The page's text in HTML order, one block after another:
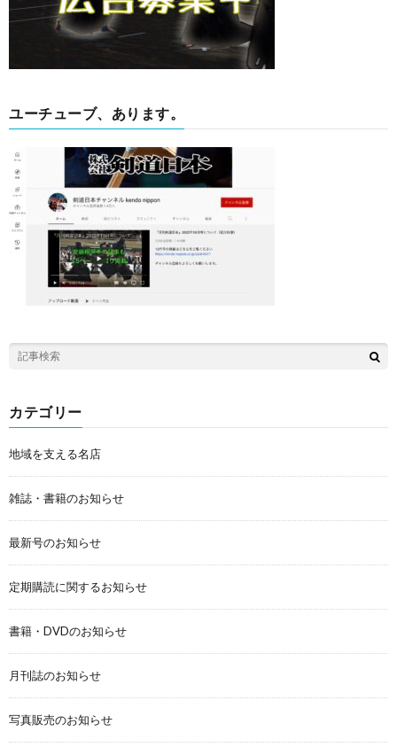
ユーチューブ、あります。
カテゴリー
地域を支える名店
雑誌・書籍のお知らせ
最新号のお知らせ
定期購読に関するお知らせ
書籍・DVDのお知らせ
月刊誌のお知らせ
写真販売のお知らせ